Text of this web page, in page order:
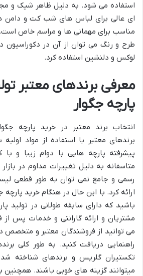
استفاده می شود. به دلیل ظاهر شیک و
ای عالی برای لباس های شب کت و
مناسب برای مهمانی ها و مراسم خاص
طرح و رنگ می توان از آن در دکوراسیون
لوکس و دلنشین استفاده کرد.
معرفی برندهای معتبر
پارچه جگوار
انتخاب برند معتبر در خرید پارچه
برندهای معتبر با استفاده از مواد
پیشرفته پارچه هایی با دوام زیبا و
متاسفانه به دلیل تغییرات مداوم در
رسمی و جامع نمی توان به طور قطعی
ارائه کرد. با این حال در هنگام خرید پارچه
باشید که دارای سابقه طولانی در تولید
مشتریان و ارائه گارانتی و خدمات پس
می توانید از فروشندگان معتبر و متخصص
راهنمایی دریافت کنید. به طور کلی
تکستیران گلریس و برندهای شناخته
میتوانند گزینه های خوبی باشند. همچنین